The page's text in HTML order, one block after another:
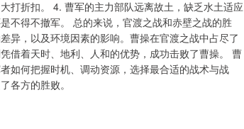
打折扣。 4. 曹军的主力部队远离故土，缺乏水土适应
不得不撤军。 总的来说，官渡之战和赤壁之战的胜
异，以及环境因素的影响。曹操在官渡之战中占尽了
借着天时、地利、人和的优势，成功击败了曹操。 曹
如何把握时机、调动资源，选择最合适的战术与战
各方的胜败。